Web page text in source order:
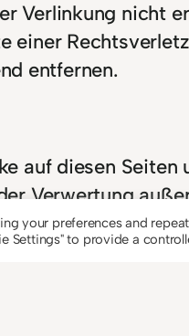
Verlinkung nicht
entfernen.
auf diesen
Verwertung
Downloads
auf dieser
your preferences and
Settings" to provide a